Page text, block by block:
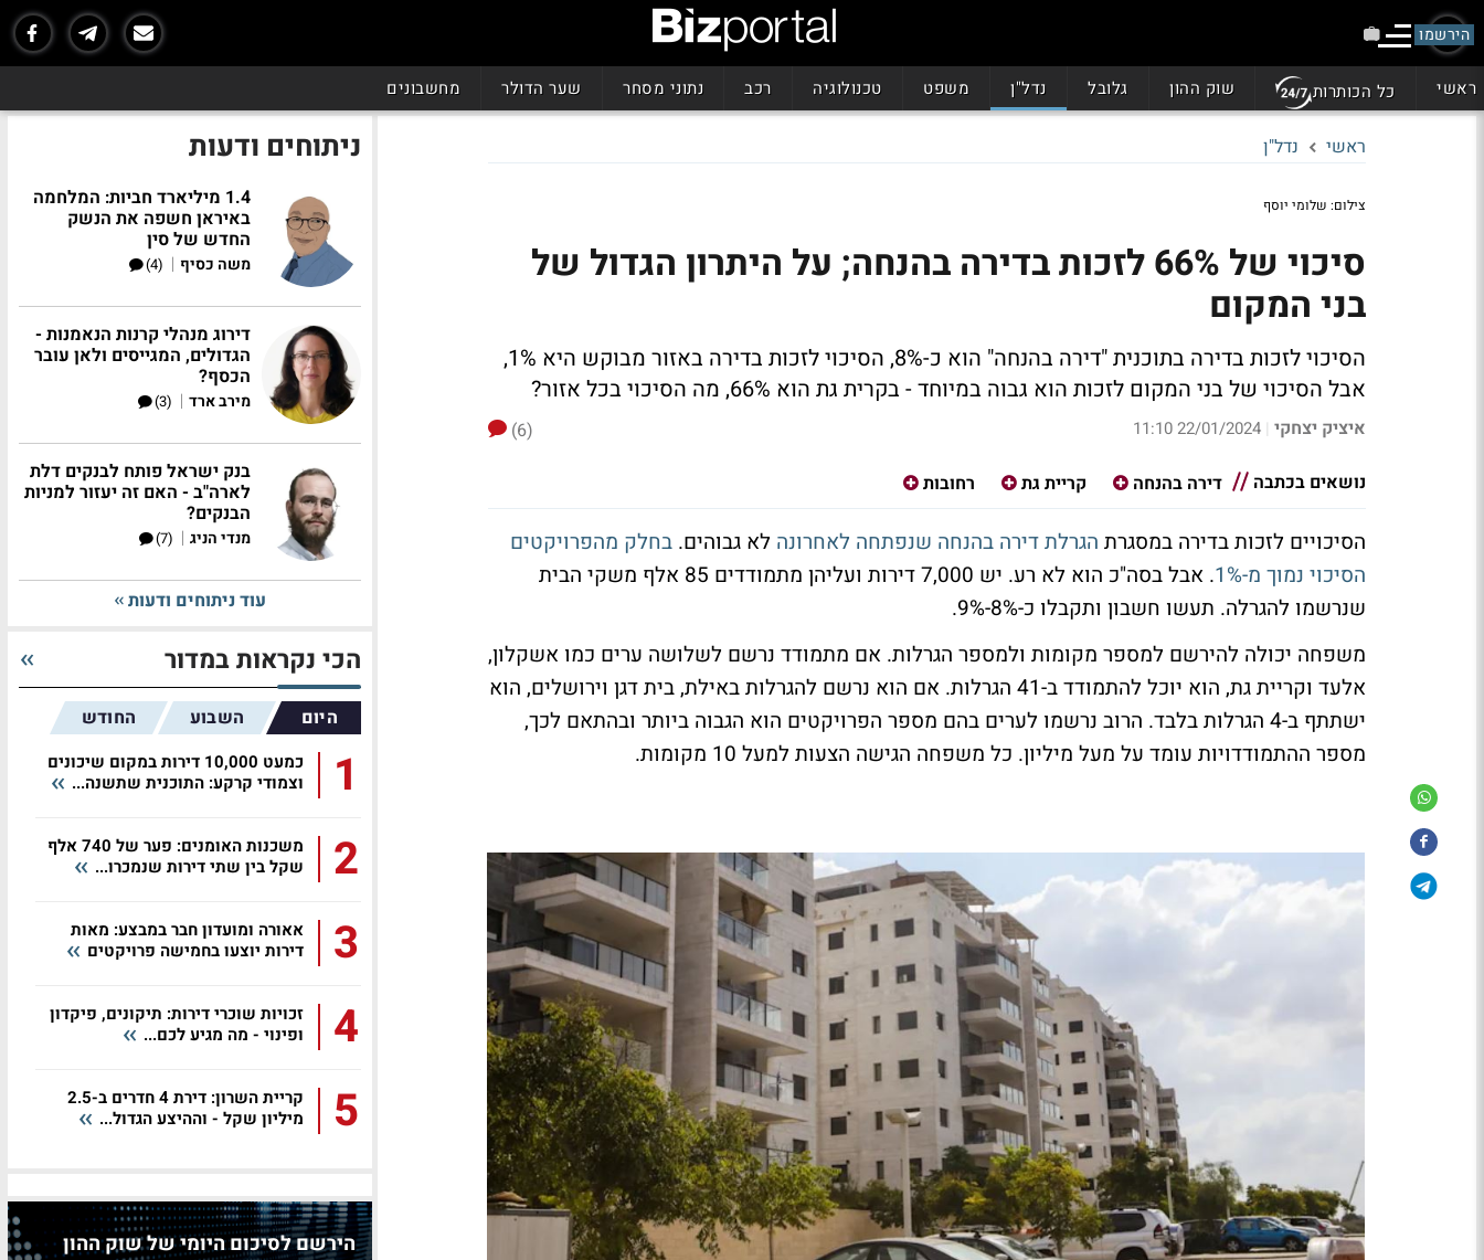
הירשמו
ראשי כל הכותרות שוק ההון גלובל נדל"ן משפט טכנולוגיה רכב נתוני מסחר שער הדולר מחשבונים
ראשי נדל"ן
צילום: שלומי יוסף
סיכוי של 66% לזכות בדירה בהנחה; על היתרון הגדול של
בני המקום
הסיכוי לזכות בדירה בתוכנית "דירה בהנחה" הוא כ-8%, הסיכוי לזכות בדירה באזור מבוקש היא 1%,
אבל הסיכוי של בני המקום לזכות הוא גבוה במיוחד - בקרית גת הוא 66%, מה הסיכוי בכל אזור?
איציק יצחקי |
22/01/2024 11:10
(6)
נושאים בכתבה
דירה בהנחה קריית גת רחובות
הסיכויים לזכות בדירה במסגרת הגרלת דירה בהנחה שנפתחה לאחרונה לא גבוהים. בחלק מהפרויקטים
הסיכוי נמוך מ-1%
. אבל בסה"כ הוא לא רע. יש 7,000 דירות ועליהן מתמודדים 85 אלף משקי הבית
שנרשמו להגרלה. תעשו חשבון ותקבלו כ-8%-9%.
משפחה יכולה להירשם למספר מקומות ולמספר הגרלות. אם מתמודד נרשם לשלושה ערים כמו אשקלון,
אלעד וקריית גת, הוא יוכל להתמודד ב-41 הגרלות. אם הוא נרשם להגרלות באילת, בית דגן וירושלים, הוא
ישתתף ב-4 הגרלות בלבד. הרוב נרשמו לערים בהם מספר הפרויקטים הוא הגבוה ביותר ובהתאם לכך,
מספר ההתמודדויות עומד על מעל מיליון. כל משפחה הגישה הצעות למעל 10 מקומות.
ניתוחים ודעות
1.4 מיליארד חביות: המלחמה
באיראן חשפה את הנשק
החדש של סין
משה כסיף |
(4)
דירוג מנהלי קרנות הנאמנות -
הגדולים, המגייסים ולאן עובר
הכסף?
מירב ארד |
(3)
בנק ישראל פותח לבנקים דלת
לארה"ב - האם זה יעזור למניות
הבנקים?
מנדי הניג |
(7)
עוד ניתוחים ודעות
הכי נקראות במדור
היום השבוע החודש
1
כמעט 10,000 דירות במקום שיכונים
וצמודי קרקע: התוכנית שתשנה...
2
משכנות האומנים: פער של 740 אלף
שקל בין שתי דירות שנמכרו...
3
אאורה ומועדון חבר במבצע: מאות
דירות יוצעו בחמישה פרויקטים
4
זכויות שוכרי דירות: תיקונים, פיקדון
ופינוי - מה מגיע לכם...
5
קריית השרון: דירת 4 חדרים ב-2.5
מיליון שקל - וההיצע הגדול...
הירשם לסיכום היומי של שוק ההון